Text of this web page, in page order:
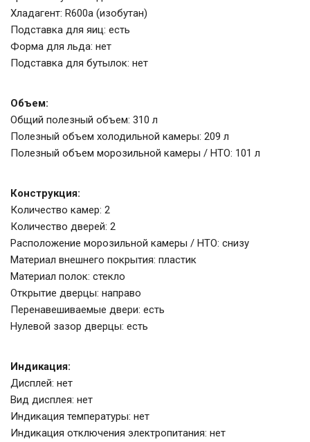
Хладагент: R600a (изобутан)
Подставка для яиц: есть
Форма для льда: нет
Подставка для бутылок: нет
Объем:
Общий полезный объем: 310 л
Полезный объем холодильной камеры: 209 л
Полезный объем морозильной камеры / НТО: 101 л
Конструкция:
Количество камер: 2
Количество дверей: 2
Расположение морозильной камеры / НТО: снизу
Материал внешнего покрытия: пластик
Материал полок: стекло
Открытие дверцы: направо
Перенавешиваемые двери: есть
Нулевой зазор дверцы: есть
Индикация:
Дисплей: нет
Вид дисплея: нет
Индикация температуры: нет
Индикация отключения электропитания: нет